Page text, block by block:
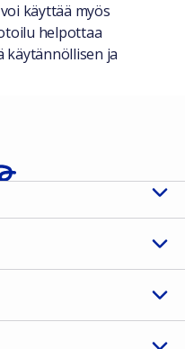
käyttää myös
helpottaa
käytännöllisen ja